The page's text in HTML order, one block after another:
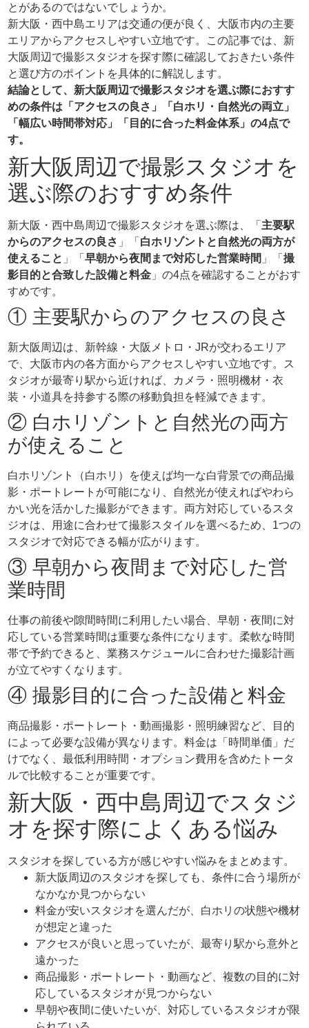
とがあるのではないでしょうか。
新大阪・西中島エリアは交通の便が良く、大阪市内の主要
エリアからアクセスしやすい立地です。この記事では、新
大阪周辺で撮影スタジオを探す際に確認しておきたい条件
と選び方のポイントを具体的に解説します。
結論として、新大阪周辺で撮影スタジオを選ぶ際におすす
めの条件は「アクセスの良さ」「白ホリ・自然光の両立」
「幅広い時間帯対応」「目的に合った料金体系」の4点で
す。
新大阪周辺で撮影スタジオを
選ぶ際のおすすめ条件
新大阪・西中島周辺で撮影スタジオを選ぶ際は、「 主要駅
からのアクセスの良さ 」「 白ホリゾントと自然光の両方が
使えること 」「早朝から夜間まで対応した営業時間 」「撮
影目的と合致した設備と料金 」の4点を確認することがおす
すめです。
① 主要駅からのアクセスの良さ
新大阪周辺は、新幹線・大阪メトロ・JRが交わるエリア
で、大阪市内の各方面からアクセスしやすい立地です。ス
タジオが最寄り駅から近ければ、カメラ・照明機材・衣
装・小道具を持参する際の移動負担を軽減できます。
② 白ホリゾントと自然光の両方
が使えること
白ホリゾント（白ホリ）を使えば均一な白背景での商品撮
影・ポートレートが可能になり、自然光が使えればやわら
かい光を活かした撮影ができます。両方対応しているスタ
ジオは、用途に合わせて撮影スタイルを選べるため、1つの
スタジオで対応できる幅が広がります。
③ 早朝から夜間まで対応した営
業時間
仕事の前後や隙間時間に利用したい場合、早朝・夜間に対
応している営業時間は重要な条件になります。柔軟な時間
帯で予約できると、業務スケジュールに合わせた撮影計画
が立てやすくなります。
④ 撮影目的に合った設備と料金
商品撮影・ポートレート・動画撮影・照明練習など、目的
によって必要な設備が異なります。料金は「時間単価」だ
けでなく、最低利用時間・オプション費用を含めたトータ
ルで比較することが重要です。
新大阪・西中島周辺でスタジ
オを探す際によくある悩み
スタジオを探している方が感じやすい悩みをまとめます。
新大阪周辺のスタジオを探しても、条件に合う場所が
なかなか見つからない
料金が安いスタジオを選んだが、白ホリの状態や機材
が想定と違った
アクセスが良いと思っていたが、最寄り駅から意外と
遠かった
商品撮影・ポートレート・動画など、複数の目的に対
応しているスタジオが見つからない
早朝や夜間に使いたいが、対応しているスタジオが限